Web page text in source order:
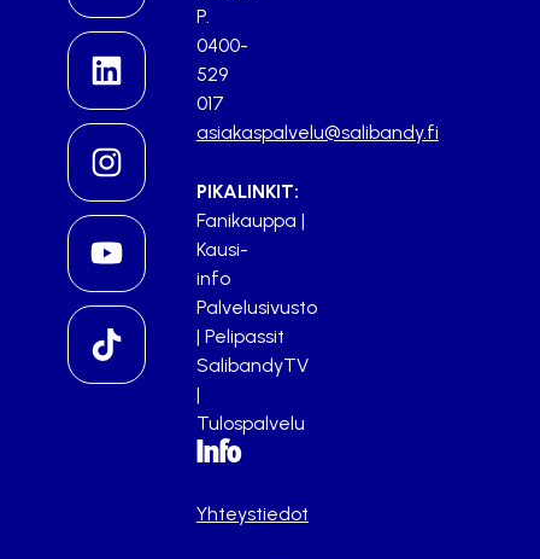
P.
0400-
529
017
asiakaspalvelu@salibandy.fi
PIKALINKIT:
Fanikauppa |
Kausi-
info
Palvelusivusto
| Pelipassit
SalibandyTV
|
Tulospalvelu
Info
Yhteystiedot